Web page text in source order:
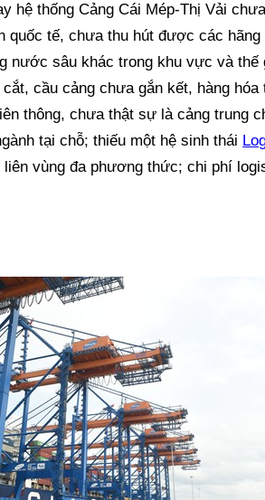
hệ thống Cảng Cái Mép-Thị Vải
quốc tế, chưa thu hút được các
nước sâu khác trong khu vực và thế
cầu cảng chưa gắn kết, hàng
thông, chưa thật sự là cảng trung
tại chỗ; thiếu một hệ sinh thái
liên vùng đa phương thức; chi phí